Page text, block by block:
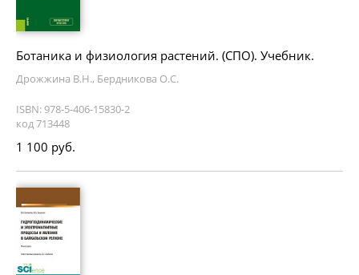
Ботаника и физиология растений. (СПО). Учебник.
Дрожжина В.Н., Бердникова О.С.
ISBN: 978-5-406-15830-2
код 713448
1 100 руб.